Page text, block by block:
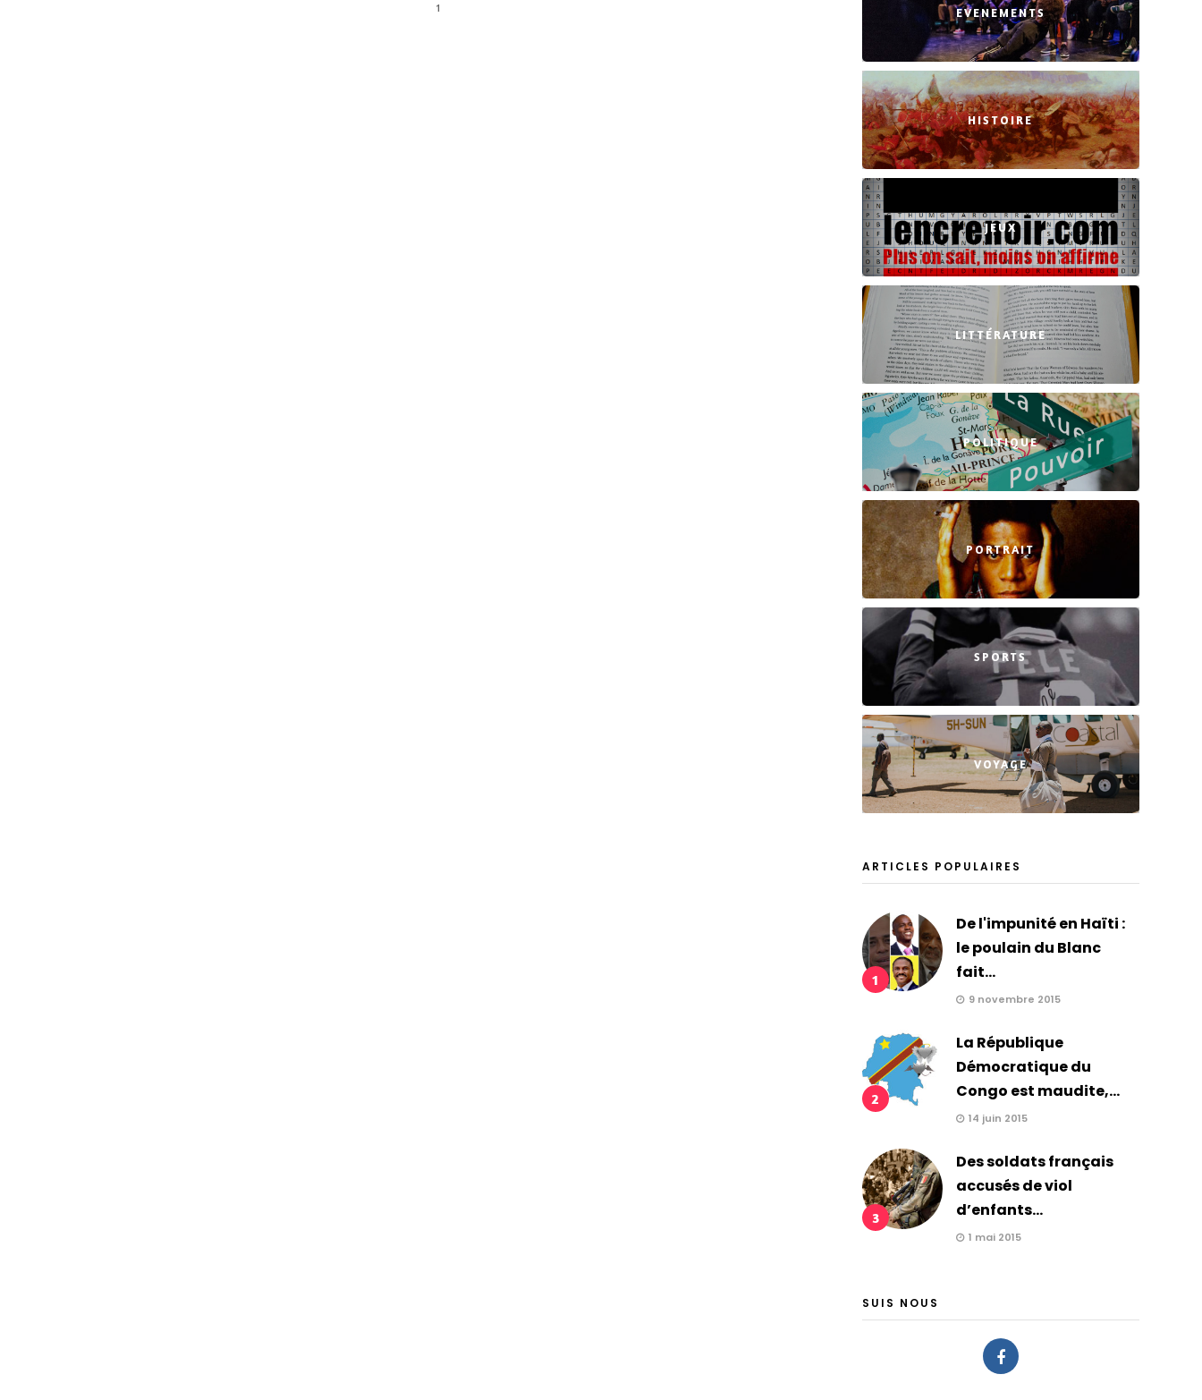
1 EVENEMENTS
HISTOIRE
JEUX
LITTÉRATURE
POLITIQUE
PORTRAIT
SPORTS
VOYAGE
ARTICLES POPULAIRES
1
De l'impunité en Haïti :
le poulain du Blanc
fait...
9 novembre 2015
2
La République
Démocratique du
Congo est maudite,...
14 juin 2015
3
Des soldats français
accusés de viol
d’enfants...
1 mai 2015
SUIS NOUS